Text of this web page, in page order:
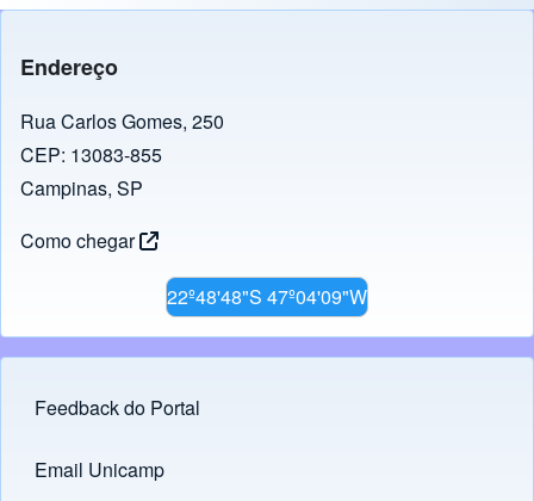
Endereço
Rua Carlos Gomes, 250
CEP: 13083-855
Campinas, SP
Como chegar
22º48'48"S 47º04'09"W
Footer menu
Feedback do Portal
Links
Email Unicamp
(opens in new tab)